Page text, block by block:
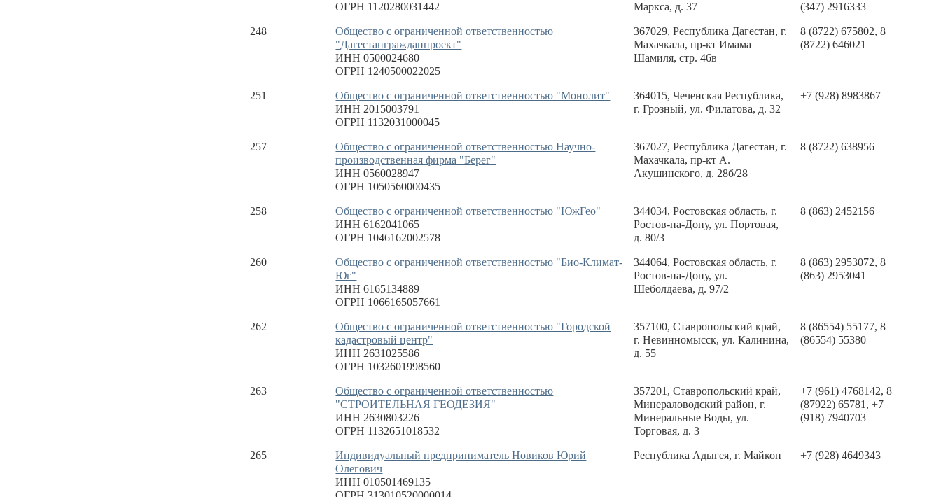
ОГРН 1120280031442
Маркса, д. 37
(347) 2916333
248
Общество с ограниченной ответственностью
"Дагестангражданпроект"
ИНН 0500024680
ОГРН 1240500022025
367029, Республика Дагестан, г.
Махачкала, пр-кт Имама
Шамиля, стр. 46в
8 (8722) 675802, 8
(8722) 646021
251
Общество с ограниченной ответственностью "Монолит"
ИНН 2015003791
ОГРН 1132031000045
364015, Чеченская Республика,
г. Грозный, ул. Филатова, д. 32
+7 (928) 8983867
257
Общество с ограниченной ответственностью Научно-
производственная фирма "Берег"
ИНН 0560028947
ОГРН 1050560000435
367027, Республика Дагестан, г.
Махачкала, пр-кт А.
Акушинского, д. 28б/28
8 (8722) 638956
258
Общество с ограниченной ответственностью "ЮжГео"
ИНН 6162041065
ОГРН 1046162002578
344034, Ростовская область, г.
Ростов-на-Дону, ул. Портовая,
д. 80/3
8 (863) 2452156
260
Общество с ограниченной ответственностью "Био-Климат-
Юг"
ИНН 6165134889
ОГРН 1066165057661
344064, Ростовская область, г.
Ростов-на-Дону, ул.
Шеболдаева, д. 97/2
8 (863) 2953072, 8
(863) 2953041
262
Общество с ограниченной ответственностью "Городской
кадастровый центр"
ИНН 2631025586
ОГРН 1032601998560
357100, Ставропольский край,
г. Невинномысск, ул. Калинина,
д. 55
8 (86554) 55177, 8
(86554) 55380
263
Общество с ограниченной ответственностью
"СТРОИТЕЛЬНАЯ ГЕОДЕЗИЯ"
ИНН 2630803226
ОГРН 1132651018532
357201, Ставропольский край,
Минераловодский район, г.
Минеральные Воды, ул.
Торговая, д. 3
+7 (961) 4768142, 8
(87922) 65781, +7
(918) 7940703
265
Индивидуальный предприниматель Новиков Юрий
Олегович
ИНН 010501469135
Республика Адыгея, г. Майкоп +7 (928) 4649343